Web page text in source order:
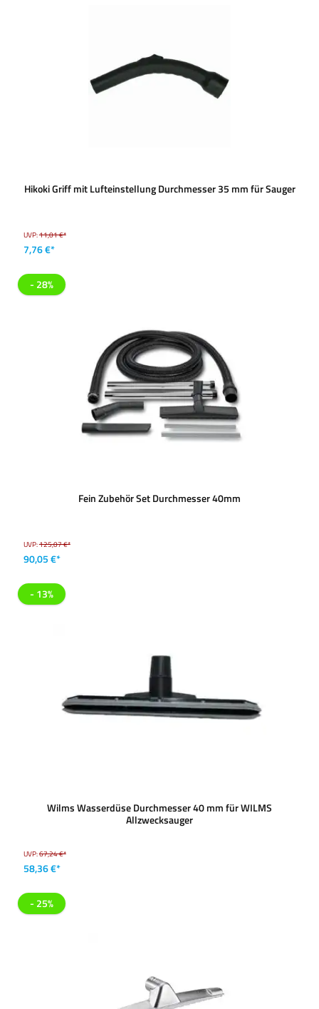
Hikoki Griff mit Lufteinstellung Durchmesser 35 mm für Sauger
UVP:11,01 €*
7,76 €*
- 28%
Fein Zubehör Set Durchmesser 40mm
UVP:125,07 €*
90,05 €*
- 13%
Wilms Wasserdüse Durchmesser 40 mm für WILMS
Allzwecksauger
UVP:67,24 €*
58,36 €*
- 25%